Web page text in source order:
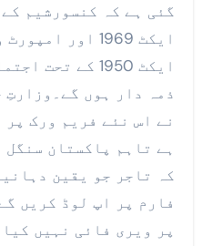
گئی ہے کہ کنسورشیم
ایکٹ 1969 اور
ایکٹ 1950 کے
ذمہ دار ہوں
نے اس نئے فریم ورک
ہے تاہم پاکستان
فارم پر اپ لوڈ کریں
پر ویری فائی نہیں